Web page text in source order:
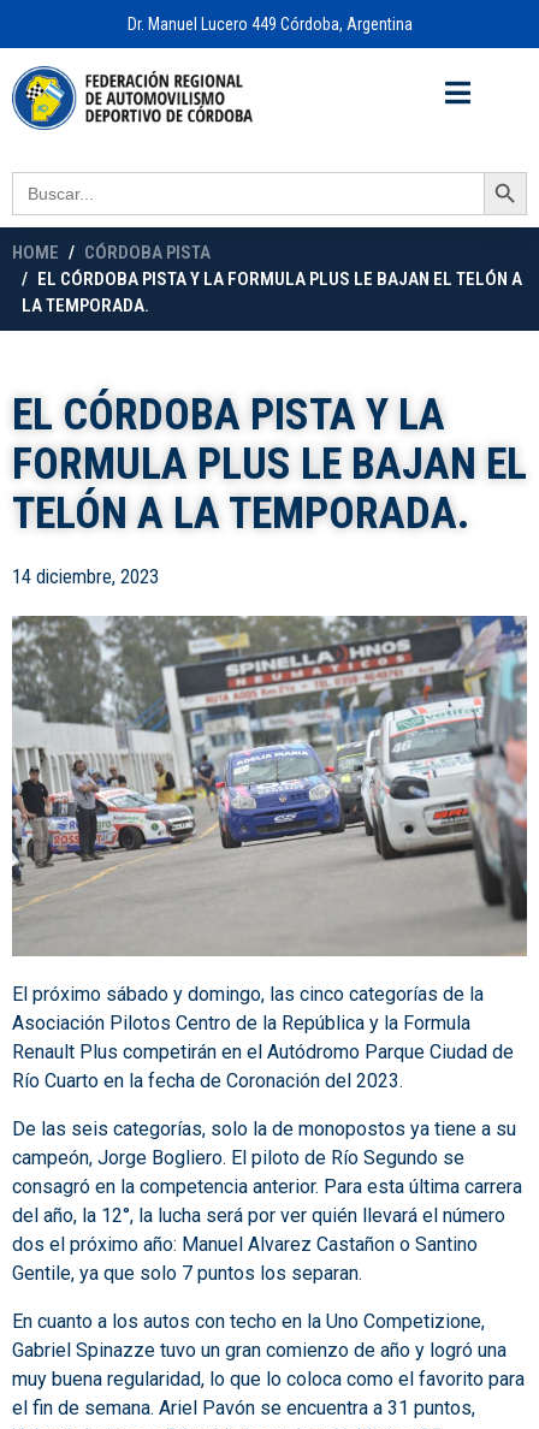
Dr. Manuel Lucero 449 Córdoba, Argentina
Search
for:
Search Button
HOME
CÓRDOBA PISTA
EL CÓRDOBA PISTA Y LA FORMULA PLUS LE BAJAN EL TELÓN A
LA TEMPORADA.
EL CÓRDOBA PISTA Y LA
FORMULA PLUS LE BAJAN EL
TELÓN A LA TEMPORADA.
14 diciembre, 2023
El próximo sábado y domingo, las cinco categorías de la
Asociación Pilotos Centro de la República y la Formula
Renault Plus competirán en el Autódromo Parque Ciudad de
Río Cuarto en la fecha de Coronación del 2023.
De las seis categorías, solo la de monopostos ya tiene a su
campeón, Jorge Bogliero. El piloto de Río Segundo se
consagró en la competencia anterior. Para esta última carrera
del año, la 12°, la lucha será por ver quién llevará el número
dos el próximo año: Manuel Alvarez Castañon o Santino
Gentile, ya que solo 7 puntos los separan.
En cuanto a los autos con techo en la Uno Competizione,
Gabriel Spinazze tuvo un gran comienzo de año y logró una
muy buena regularidad, lo que lo coloca como el favorito para
el fin de semana. Ariel Pavón se encuentra a 31 puntos,